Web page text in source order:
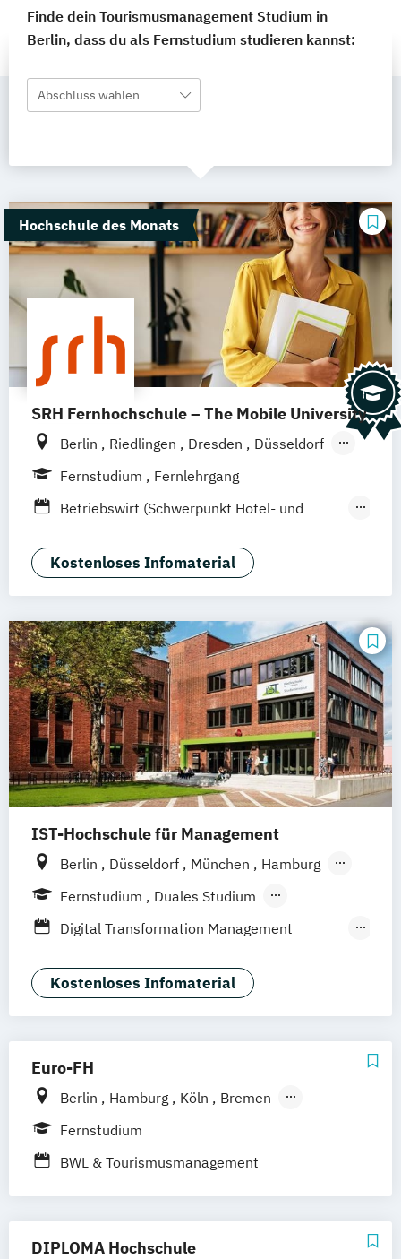
Finde dein Tourismusmanagement Studium in
Berlin, dass du als Fernstudium studieren kannst:
Abschluss wählen
Hochschule des Monats
SRH Fernhochschule – The Mobile University
Berlin Riedlingen Dresden
Düsseldorf
Hamburg
Hannover Köln
Mannheim
Wertheim Wien
Frankfurt am Main Hamm Zürich
Fernstudium
Fernlehrgang
Betriebswirt (Schwerpunkt Hotel- und
Betriebswirtschaft und Hotelmanagement
Kostenloses Infomaterial
IST-Hochschule für Management
Berlin Düsseldorf München
Hamburg
Weil am Rhein
Frankfurt am Main
Fernstudium
Duales Studium
Fernlehrgang
Digital Transformation Management
Hotelmanagement)
Hospitality Controlling & Hotel Asset
Hotelmarketing
Housekeeping Management
Revenue Management
Tourism Consulting
Kostenloses Infomaterial
Euro-FH
Berlin Hamburg Köln
Bremen
Göttingen
Fernstudium
BWL & Tourismusmanagement
DIPLOMA Hochschule